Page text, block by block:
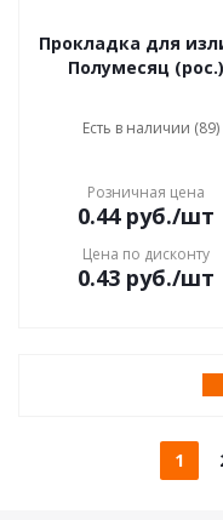
Прокладка для
Полумесяц (рос.)
Есть в наличии (89)
Розничная цена
0.44руб./шт
Цена по дисконту
0.43руб./шт
1